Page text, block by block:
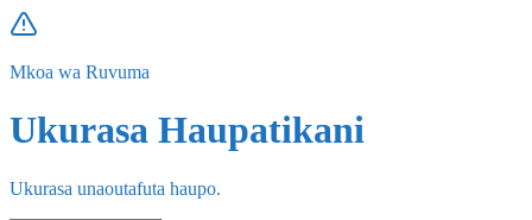
Mkoa wa Ruvuma
Ukurasa Haupatikani
Ukurasa unaoutafuta haupo.